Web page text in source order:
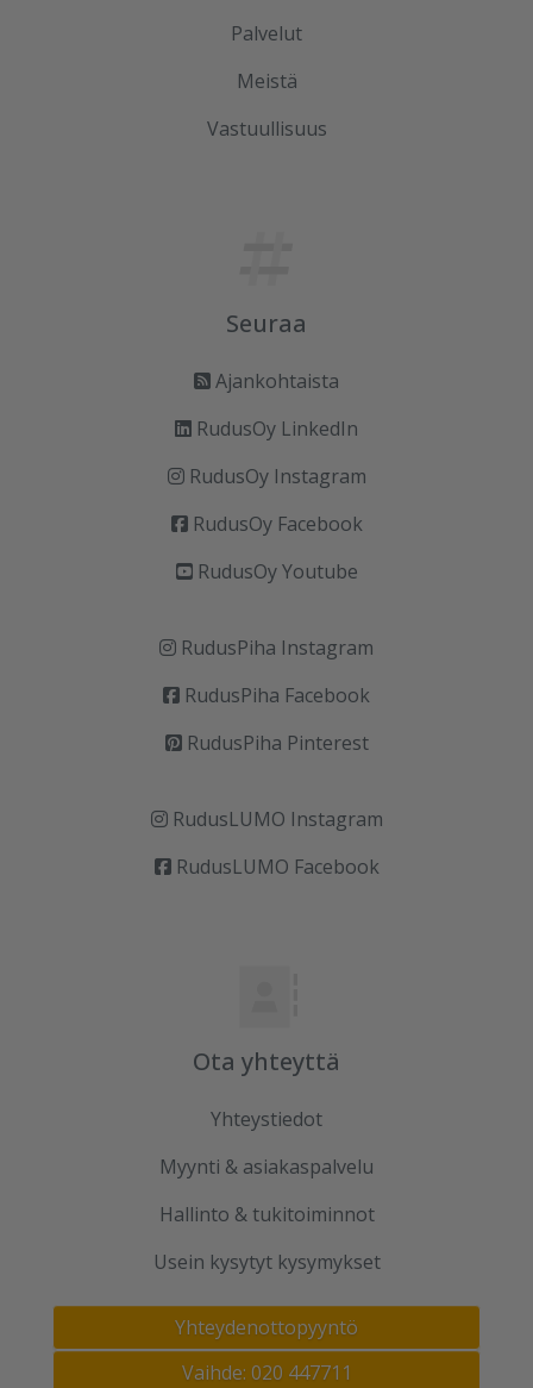
Palvelut
Meistä
Vastuullisuus
Seuraa
Ajankohtaista
RudusOy LinkedIn
RudusOy Instagram
RudusOy Facebook
RudusOy Youtube
RudusPiha Instagram
RudusPiha Facebook
RudusPiha Pinterest
RudusLUMO Instagram
RudusLUMO Facebook
Ota yhteyttä
Yhteystiedot
Myynti & asiakaspalvelu
Hallinto & tukitoiminnot
Usein kysytyt kysymykset
Yhteydenottopyyntö
Vaihde: 020 447711